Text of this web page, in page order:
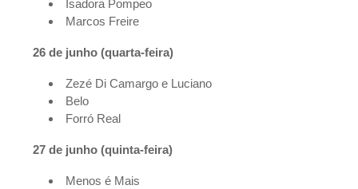
Isadora Pompeo
Marcos Freire
26 de junho (quarta-feira)
Zezé Di Camargo e Luciano
Belo
Forró Real
27 de junho (quinta-feira)
Menos é Mais